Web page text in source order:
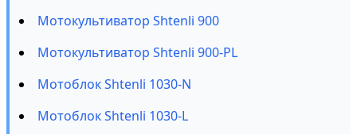
Мотокультиватор Shtenli 900
Мотокультиватор Shtenli 900-PL
Мотоблок Shtenli 1030-N
Мотоблок Shtenli 1030-L